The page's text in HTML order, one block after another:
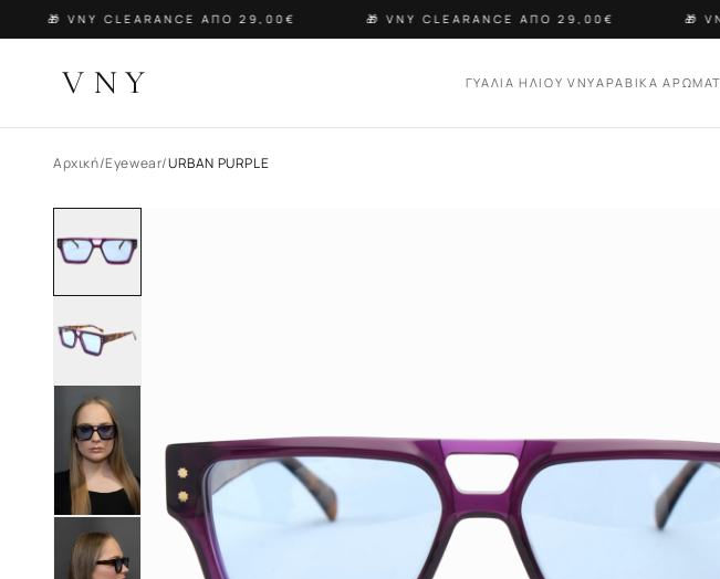
🎁 VNY CLEARANCE ΑΠΟ 29,00€ 🎁 VNY CLEARANCE ΑΠΟ 29,00€ 🎁
VNY ΓΥΑΛΙΑ ΗΛΙΟΥ VNYΑΡΑΒΙΚΑ
Αρχική/Eyewear/URBAN PURPLE